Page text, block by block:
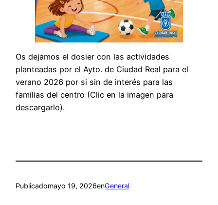
Os dejamos el dosier con las actividades
planteadas por el Ayto. de Ciudad Real para el
verano 2026 por si sin de interés para las
familias del centro (Clic en la imagen para
descargarlo).
Publicadomayo 19, 2026enGeneral